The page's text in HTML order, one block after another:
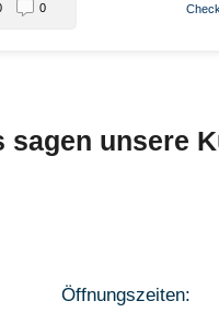
0
sagen unsere
Öffnungszeiten: